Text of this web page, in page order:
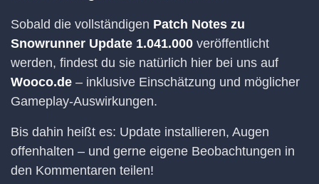
Sobald die vollständigen Patch Notes zu
Snowrunner Update 1.041.000 veröffentlicht
werden, findest du sie natürlich hier bei uns auf
Wooco.de – inklusive Einschätzung und möglicher
Gameplay-Auswirkungen.
Bis dahin heißt es: Update installieren, Augen
offenhalten – und gerne eigene Beobachtungen in
den Kommentaren teilen!